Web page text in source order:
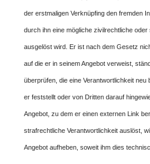
der erstmaligen Verknüpfing den fremden
durch ihn eine mögliche zivilrechtliche
ausgelöst wird. Er ist nach dem Gesetz
auf die er in seinem Angebot verweist,
überprüfen, die eine Verantwortlichkeit
er feststellt oder von Dritten darauf
Angebot, zu dem er einen externen Link
strafrechtliche Verantwortlichkeit auslöst,
Angebot aufheben, soweit ihm dies